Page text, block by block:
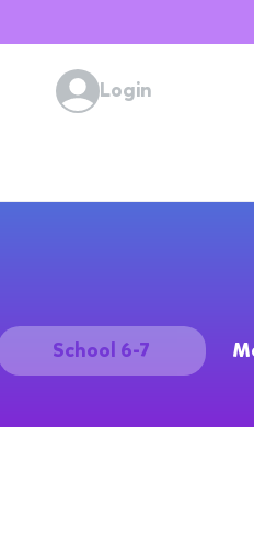
Login
School 6-7